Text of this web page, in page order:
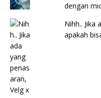
dengan
Nihh.. Jika
apakah